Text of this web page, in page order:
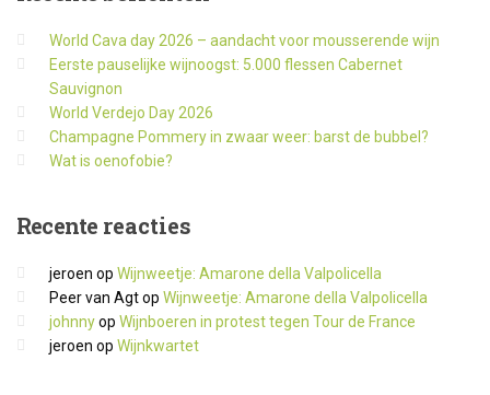
World Cava day 2026 – aandacht voor mousserende wijn
Eerste pauselijke wijnoogst: 5.000 flessen Cabernet
Sauvignon
World Verdejo Day 2026
Champagne Pommery in zwaar weer: barst de bubbel?
Wat is oenofobie?
Recente reacties
jeroen op Wijnweetje: Amarone della Valpolicella
Peer van Agtop Wijnweetje: Amarone della Valpolicella
johnnyop Wijnboeren in protest tegen Tour de France
jeroen op Wijnkwartet